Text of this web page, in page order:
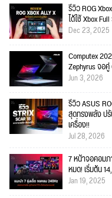
รีวิว ROG
ได้ใช้ Xbox
Dec 23, 2025
Computex
Zephyrus จอ
Jun 3, 2026
รีวิว ASUS
สุดทรงพลัง ป
เครื่อง!!
Jul 28, 2026
7 หน้าจอคอมภ
หมด! เริ่มต้น
Jan 19, 2025